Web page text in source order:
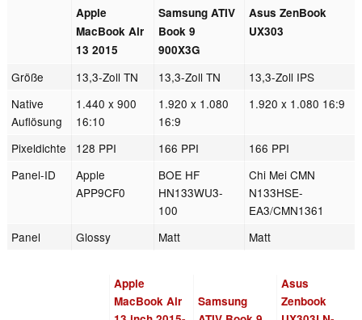
Apple
MacBook Air
13 2015
Samsung ATIV
Book 9
900X3G
Asus ZenBook
UX303
Größe 13,3-Zoll TN 13,3-Zoll TN
13,3-Zoll IPS
Native
Auflösung
1.440 x 900
16:10
1.920 x 1.080
16:9
1.920 x 1.080 16:9
Pixeldichte 128 PPI 166 PPI
166 PPI
Panel-ID
Apple
APP9CF0
BOE HF
HN133WU3-
100
Chi Mei CMN
N133HSE-
EA3/CMN1361
Panel
Glossy Matt Matt
Apple
MacBook Air
Samsung
Asus
Zenbook